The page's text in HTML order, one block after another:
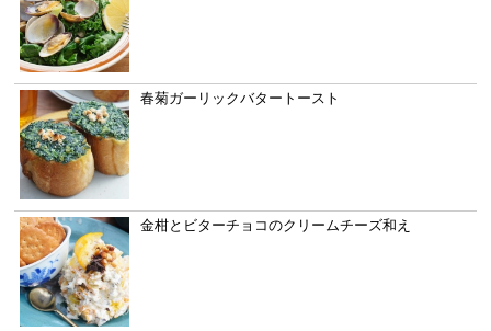
春菊ガーリックバタートースト
金柑とビターチョコのクリームチーズ和え